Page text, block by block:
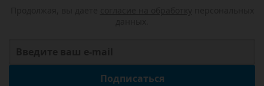
Подписаться